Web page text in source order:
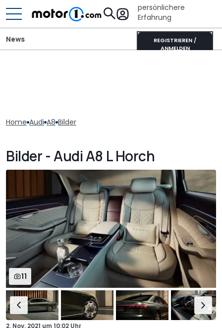
persönlichere
Erfahrung
REGISTRIEREN /
ANMELDEN
News
Home Audi A8 Bilder
Bilder - Audi A8 L Horch
11
2. Nov. 2021 um10:02 Uhr